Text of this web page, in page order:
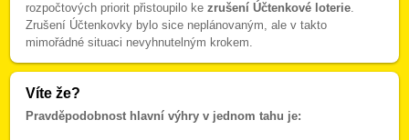
rozpočtových priorit přistoupilo kezrušení Účtenkové loterie.
Zrušení Účtenkovky bylo sice neplánovaným, ale v takto
mimořádné situaci nevyhnutelným krokem.
Víte že?
Pravděpodobnost hlavní výhry v jednom tahu je: